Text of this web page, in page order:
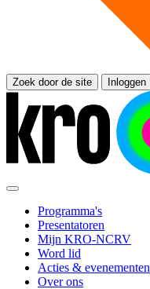
Zoek door de site Inloggen
Programma's
Presentatoren
Mijn KRO-NCRV
Word lid
Acties & evenementen
Over ons